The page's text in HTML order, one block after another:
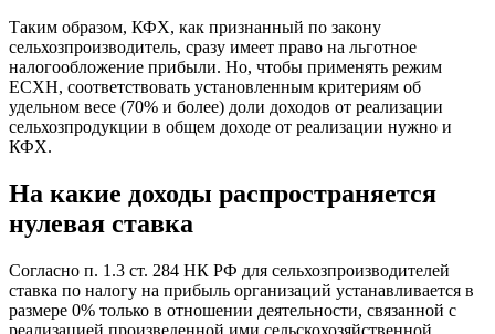
Таким образом, КФХ, как признанный по закону
сельхозпроизводитель, сразу имеет право на льготное
налогообложение прибыли. Но, чтобы применять режим
ЕСХН, соответствовать установленным критериям об
удельном весе (70% и более) доли доходов от реализации
сельхозпродукции в общем доходе от реализации нужно и
КФХ.
На какие доходы распространяется
нулевая ставка
Согласно п. 1.3 ст. 284 НК РФ для сельхозпроизводителей
ставка по налогу на прибыль организаций устанавливается в
размере 0% только в отношении деятельности, связанной с
реализацией произведенной ими сельскохозяйственной